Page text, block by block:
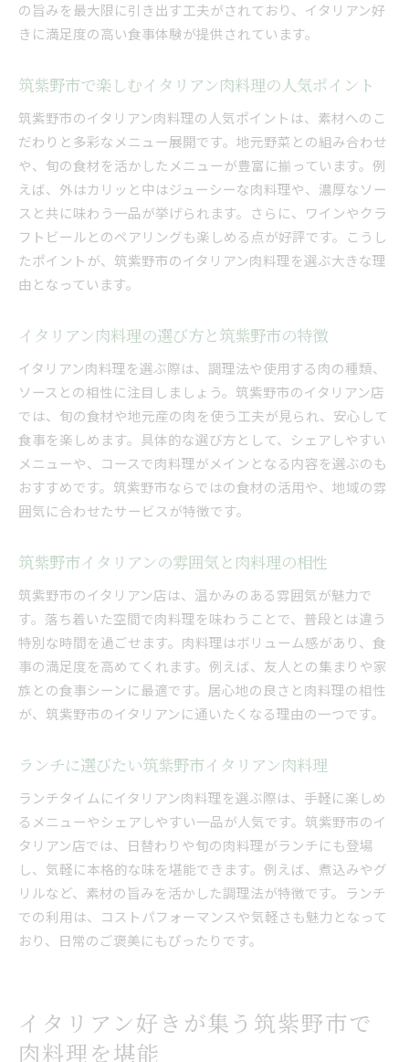
イタリアン肉料理の魅力を筑紫野市で再発見
ント
イタリアン肉料理で感じる筑紫野市の食文化
地元食材を活かした筑紫野市のイタリアン肉料
理
本格イタリアン肉メニューを筑紫野市で堪能
肉料理ならイタリアン！筑紫野市で贅沢な時間を
筑紫野市イタリアンの肉料理で贅沢なひととき
特別な日に選びたい筑紫野市イタリアン肉料理
筑紫野市イタリアンで味わう贅沢な肉料理体験
イタリアン肉料理で過ごす筑紫野市の特別な時
間
筑紫野市イタリアンで叶う贅沢な肉料理の楽し
み
記念日にも最適な筑紫野市イタリアン肉料理
雰囲気重視の方へ筑紫野市イタリアン肉料理案内
料理
雰囲気重視派におすすめ筑紫野市イタリアン肉
料理
居心地の良さで選ぶ筑紫野市イタリアン肉料理
筑紫野市のイタリアンで満喫する肉料理の醍醐味
筑紫野市イタリアン肉料理の醍醐味を徹底解説
イタリアン好きに伝えたい筑紫野市肉料理の魅
力
筑紫野市イタリアンの肉料理で心満たされる秘
密
家族や友人と楽しむ筑紫野市イタリアン肉料理
筑紫野市イタリアン肉料理の楽しみ方を紹介
筑紫野市イタリアン肉料理で理想の過ごし方を
提案
の旨みを最大限に引き出す工夫がされており、イタリアン好
きに満足度の高い食事体験が提供されています。
筑紫野市で楽しむイタリアン肉料理の人気ポイント
筑紫野市のイタリアン肉料理の人気ポイントは、素材へのこ
だわりと多彩なメニュー展開です。地元野菜との組み合わせ
や、旬の食材を活かしたメニューが豊富に揃っています。例
えば、外はカリッと中はジューシーな肉料理や、濃厚なソー
スと共に味わう一品が挙げられます。さらに、ワインやクラ
フトビールとのペアリングも楽しめる点が好評です。こうし
たポイントが、筑紫野市のイタリアン肉料理を選ぶ大きな理
由となっています。
イタリアン肉料理の選び方と筑紫野市の特徴
イタリアン肉料理を選ぶ際は、調理法や使用する肉の種類、
ソースとの相性に注目しましょう。筑紫野市のイタリアン店
では、旬の食材や地元産の肉を使う工夫が見られ、安心して
食事を楽しめます。具体的な選び方として、シェアしやすい
メニューや、コースで肉料理がメインとなる内容を選ぶのも
おすすめです。筑紫野市ならではの食材の活用や、地域の雰
囲気に合わせたサービスが特徴です。
筑紫野市イタリアンの雰囲気と肉料理の相性
筑紫野市のイタリアン店は、温かみのある雰囲気が魅力で
す。落ち着いた空間で肉料理を味わうことで、普段とは違う
特別な時間を過ごせます。肉料理はボリューム感があり、食
事の満足度を高めてくれます。例えば、友人との集まりや家
族との食事シーンに最適です。居心地の良さと肉料理の相性
が、筑紫野市のイタリアンに通いたくなる理由の一つです。
ランチに選びたい筑紫野市イタリアン肉料理
ランチタイムにイタリアン肉料理を選ぶ際は、手軽に楽しめ
るメニューやシェアしやすい一品が人気です。筑紫野市のイ
タリアン店では、日替わりや旬の肉料理がランチにも登場
し、気軽に本格的な味を堪能できます。例えば、煮込みやグ
リルなど、素材の旨みを活かした調理法が特徴です。ランチ
での利用は、コストパフォーマンスや気軽さも魅力となって
おり、日常のご褒美にもぴったりです。
イタリアン好きが集う筑紫野市で
肉料理を堪能